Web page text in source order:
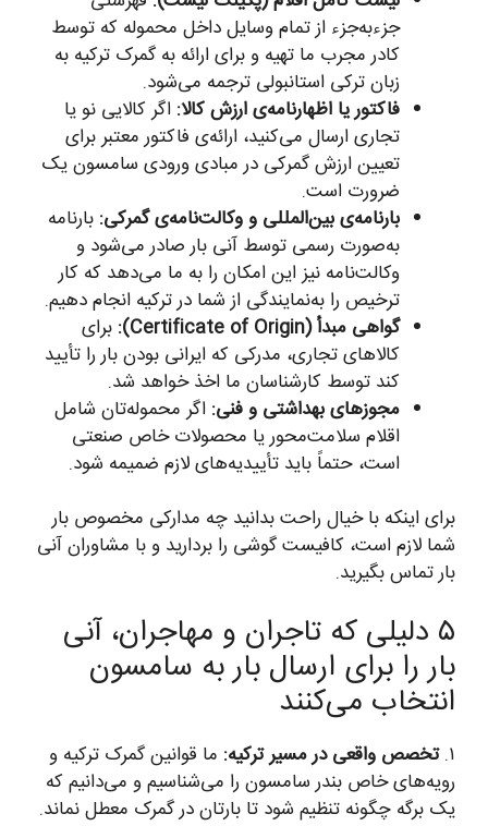
جزء‌به‌جزء از تمام وسایل داخل محموله که توسط
کادر مجرب ما تهیه و برای ارائه به گمرک ترکیه به
زبان ترکی استانبولی ترجمه می‌شود.
فاکتور یا اظهارنامه‌ی ارزش کالا: اگر کالایی نو یا
تجاری ارسال می‌کنید، ارائه‌ی فاکتور معتبر برای
تعیین ارزش گمرکی در مبادی ورودی سامسون یک
ضرورت است.
بارنامه‌ی بین‌المللی و وکالت‌نامه‌ی گمرکی: بارنامه
به‌صورت رسمی توسط آنی بار صادر می‌شود و
وکالت‌نامه نیز این امکان را به ما می‌دهد که کار
ترخیص را به‌نمایندگی از شما در ترکیه انجام دهیم.
گواهی مبدأ (Certificate of Origin):
برای
کالاهای تجاری، مدرکی که ایرانی بودن بار را تأیید
کند توسط کارشناسان ما اخذ خواهد شد.
مجوزهای بهداشتی و فنی: اگر محموله‌تان شامل
اقلام سلامت‌محور یا محصولات خاص صنعتی
است، حتماً باید تأییدیه‌های لازم ضمیمه شود.
برای اینکه با خیال راحت بدانید چه مدارکی مخصوص بار
شما لازم است، کافیست گوشی را بردارید و با مشاوران آنی
بار تماس بگیرید.
۵ دلیلی که تاجران و مهاجران، آنی
بار را برای ارسال بار به سامسون
انتخاب می‌کنند
۱. تخصص واقعی در مسیر ترکیه: ما قوانین گمرک ترکیه و
رویه‌های خاص بندر سامسون را می‌شناسیم و می‌دانیم که
یک برگه چگونه تنظیم شود تا بارتان در گمرک معطل نماند.